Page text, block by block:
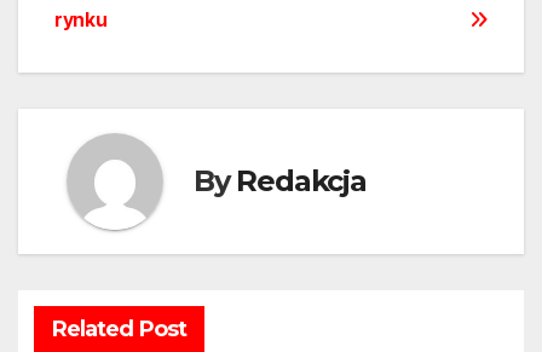
rynku
ByRedakcja
Related Post